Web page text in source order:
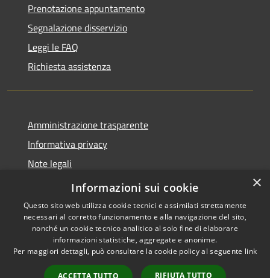
Prenotazione appuntamento
Segnalazione disservizio
Leggi le FAQ
Richiesta assistenza
Amministrazione trasparente
Informativa privacy
Note legali
Dichiarazione di accessibilità
Accessibilità
Copyright © 2026 • Comune di
Borca di Cadore • Powered by
Municipium• Accesso
×
Informazioni sui cookie
Questo sito web utilizza cookie tecnici e assimilati strettamente
necessari al corretto funzionamento e alla navigazione del sito,
nonché un cookie tecnico analitico al solo fine di elaborare
informazioni statistiche, aggregate e anonime.
Per maggiori dettagli, può consultare la cookie policy al seguente link
ACCETTA TUTTO RIFIUTA TUTTO